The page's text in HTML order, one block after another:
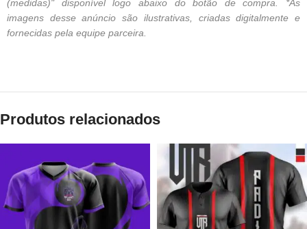
(medidas)" disponível logo abaixo do botão de compra. *As
imagens desse anúncio são ilustrativas, criadas digitalmente e
fornecidas pela equipe parceira.
Produtos relacionados